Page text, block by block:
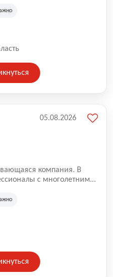
опыт позволяют
компания. В
с многолетним
опыт позволяют
05.08.2026